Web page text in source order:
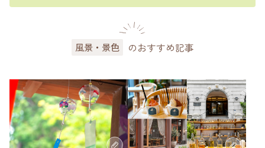
風景・景色 のおすすめ記事